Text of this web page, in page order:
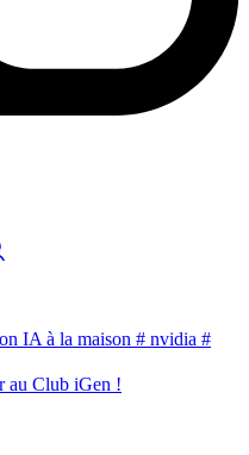
IA à la maison # nvidia #
au Club iGen !